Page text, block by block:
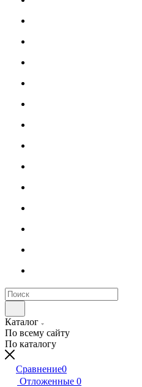
Каталог
По всему сайту
По каталогу
Сравнение0
Отложенные 0